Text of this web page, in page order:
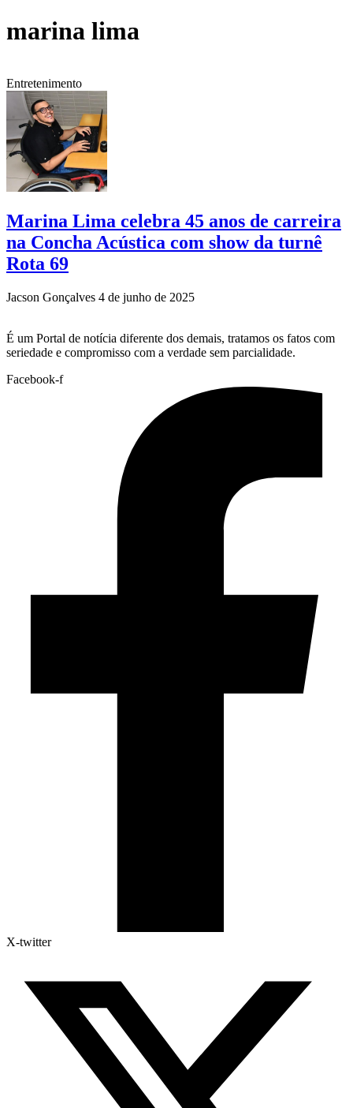
marina lima
Entretenimento
Marina Lima celebra 45 anos de carreira
na Concha Acústica com show da turnê
Rota 69
Jacson Gonçalves 4 de junho de 2025
É um Portal de notícia diferente dos demais, tratamos os fatos com
seriedade e compromisso com a verdade sem parcialidade.
Facebook-f
X-twitter